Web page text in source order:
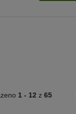
1 - 12 z 65